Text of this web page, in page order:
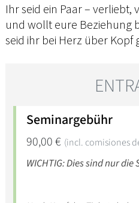
Ihr seid ein Paar –
und wollt eure Beziehung
seid ihr bei Herz über Kopf